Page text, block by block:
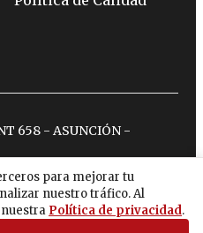
para mejorar tu
nuestro tráfico. Al
Política de privacidad.
658 - ASUNCIÓN -
youtubespotify